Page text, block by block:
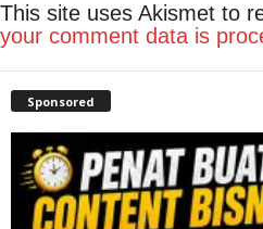
This site uses Akismet to
your comment data is
Sponsored